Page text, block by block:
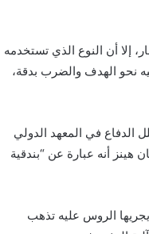
إلا أن النوع الذي تستخدمه
نحو الهدف والضرب بدقة،
الدفاع في المعهد الدولي
هينز أنه عبارة عن “بندقية
الروس عليه تذهب